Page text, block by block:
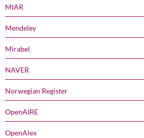
MIAR
Mendeley
Mirabel
NAVER
Norwegian Register
OpenAIRE
OpenAlex